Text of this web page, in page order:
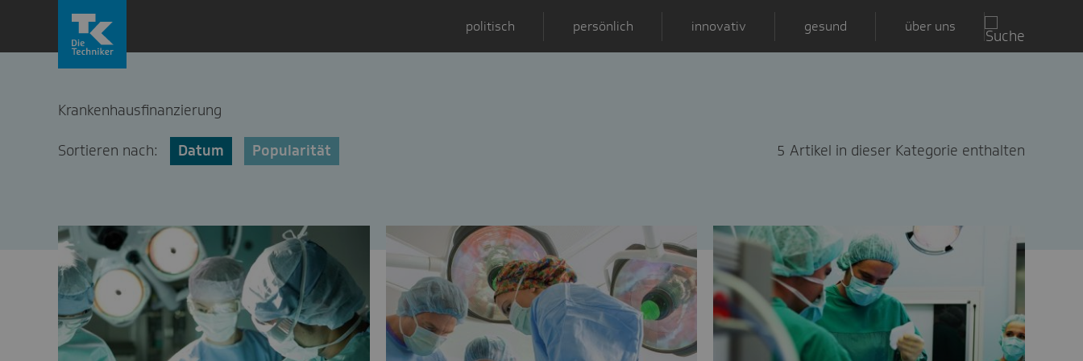
politisch persönlich innovativ gesund über uns
Krankenhausfinanzierung
5 Artikel in dieser Kategorie enthalten
Sortieren nach: Datum Popularität